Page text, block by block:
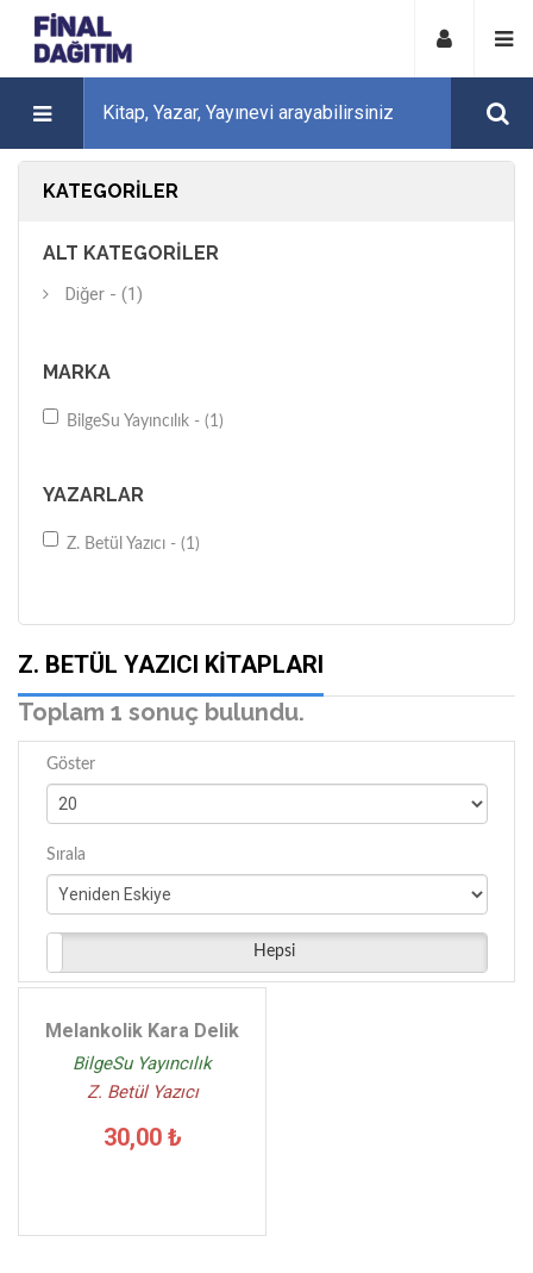
KATEGORILER
ALT KATEGORILER
Diğer - (1)
MARKA
BilgeSu Yayıncılık - (1)
YAZARLAR
Z. Betül Yazıcı - (1)
Z. BETÜL YAZICI KITAPLARI
Toplam 1 sonuç bulundu.
Göster
Sırala
Hepsi
Melankolik Kara Delik
BilgeSu Yayıncılık
Z. Betül Yazıcı
30,00 ₺